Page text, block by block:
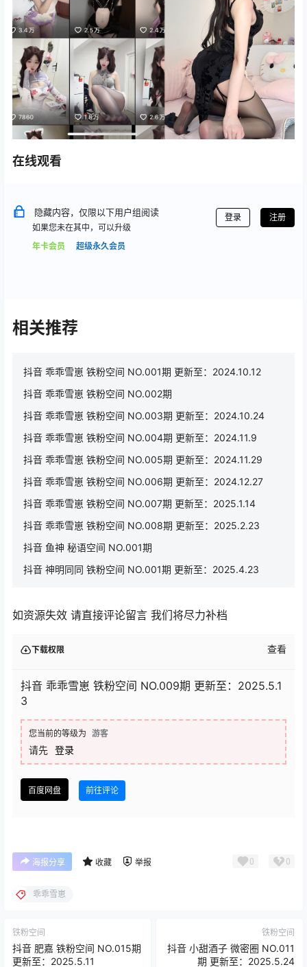
在线观看
隐藏内容，仅限以下用户组阅读
如果您未在其中，可以升级
年卡会员
超级永久会员
登录 注册
相关推荐
抖音 乖乖雪崽 铁粉空间 NO.001期 更新至：2024.10.12
抖音 乖乖雪崽 铁粉空间 NO.002期
抖音 乖乖雪崽 铁粉空间 NO.003期 更新至：2024.10.24
抖音 乖乖雪崽 铁粉空间 NO.004期 更新至：2024.11.9
抖音 乖乖雪崽 铁粉空间 NO.005期 更新至：2024.11.29
抖音 乖乖雪崽 铁粉空间 NO.006期 更新至：2024.12.27
抖音 乖乖雪崽 铁粉空间 NO.007期 更新至：2025.1.14
抖音 乖乖雪崽 铁粉空间 NO.008期 更新至：2025.2.23
抖音 鱼神 秘语空间 NO.001期
抖音 神明同同 铁粉空间 NO.001期 更新至：2025.4.23
如资源失效 请直接评论留言 我们将尽力补档
下载权限 查看
抖音 乖乖雪崽 铁粉空间 NO.009期 更新至：2025.5.1
3
您当前的等级为 游客
请先 登录
百度网盘 前往评论
海报分享 收藏 举报 0 0
乖乖雪崽
铁粉空间
抖音 肥嘉 铁粉空间 NO.015期
更新至：2025.5.11
铁粉空间
抖音 小甜酒子 微密圈 NO.011
期 更新至：2025.5.24